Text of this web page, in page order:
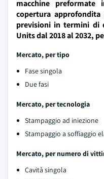
macchine preformate
copertura
previsioni in termini di
Units dal 2018 al 2032,
Mercato, per tipo
Fase singola
Due fasi
Mercato, per tecnologia
Stampaggio ad iniezione
Stampaggio a soffiaggio
Mercato, per numero di
Cavità singola